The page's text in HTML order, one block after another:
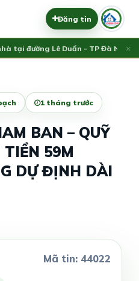
Đăng tin
tại đường Lê Duẩn - TP Đà Nẵng;×
1 tháng trước
BAN – QUỸ
59M
DỰ ĐỊNH DÀI
Mã tin: 44022